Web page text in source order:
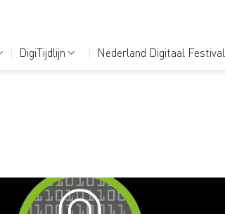
DigiTijdlijn Nederland Digitaal Festival